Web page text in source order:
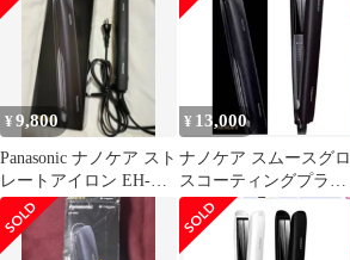
¥9,800
Panasonic ナノケア スト
レートアイロン EH-
HS0J-K 黒
¥ 13,000
ナノケア スムースグロ
スコーティングプラス
黒 EH-HS0J-K